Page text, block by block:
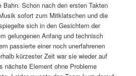
Schon nach den ersten Takten
sofort zum Mitklatschen und die
sich in den Gesichtern der
gelungenen Anfang und technisch
passierte einer noch unerfahrenen
kürzester Zeit war sie wieder auf
nächste Element ohne Probleme